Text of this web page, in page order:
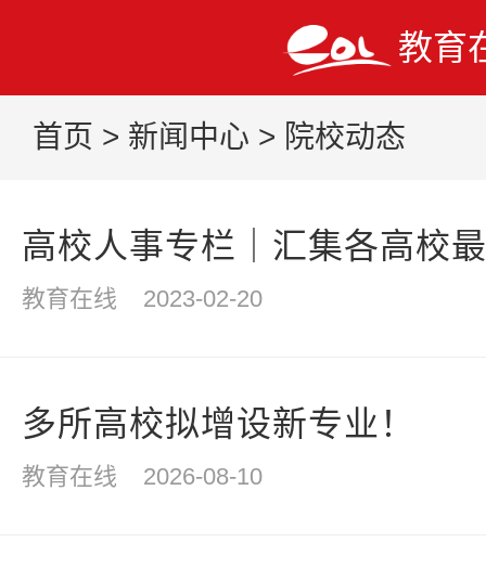
教育
首页 > 新闻中心 > 院校动态
高校人事专栏｜汇集各高校
教育在线 2023-02-20
多所高校拟增设新专业！
教育在线 2026-08-10